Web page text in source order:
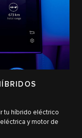
tu híbrido eléctrico
y motor de